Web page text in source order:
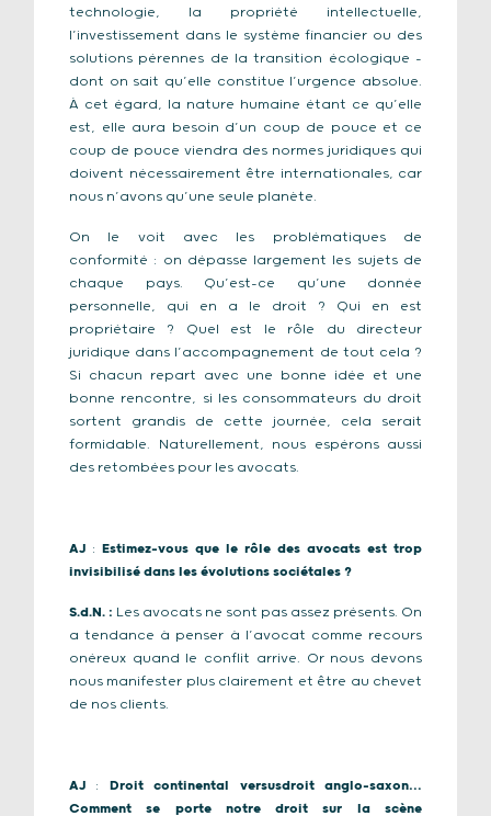
technologie, la propriété intellectuelle,
l’investissement dans le système financier ou des
solutions pérennes de la transition écologique –
dont on sait qu’elle constitue l’urgence absolue.
À cet égard, la nature humaine étant ce qu’elle
est, elle aura besoin d’un coup de pouce et ce
coup de pouce viendra des normes juridiques qui
doivent nécessairement être internationales, car
nous n’avons qu’une seule planète.
On le voit avec les problématiques de
conformité : on dépasse largement les sujets de
chaque pays. Qu’est-ce qu’une donnée
personnelle, qui en a le droit ? Qui en est
propriétaire ? Quel est le rôle du directeur
juridique dans l’accompagnement de tout cela ?
Si chacun repart avec une bonne idée et une
bonne rencontre, si les consommateurs du droit
sortent grandis de cette journée, cela serait
formidable. Naturellement, nous espérons aussi
des retombées pour les avocats.
AJ : Estimez-vous que le rôle des avocats est trop
invisibilisé dans les évolutions sociétales ?
S.d.N. : Les avocats ne sont pas assez présents. On
a tendance à penser à l’avocat comme recours
onéreux quand le conflit arrive. Or nous devons
nous manifester plus clairement et être au chevet
de nos clients.
AJ : Droit continental versusdroit anglo-saxon…
Comment se porte notre droit sur la scène